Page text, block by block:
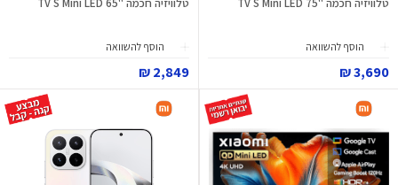
טלוויזיה חכמה "75 TV S Mini LED
הוסף להשוואה
3,690 ₪
טלוויזיה חכמה "65 TV S Mini LED
הוסף להשוואה
2,849 ₪